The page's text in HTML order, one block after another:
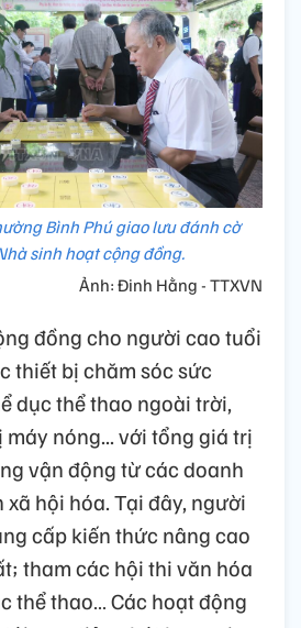
Bình Phú giao lưu đánh cờ
sinh hoạt cộng đồng.
Ảnh: Đinh Hằng - TTXVN
đồng cho người cao tuổi
thiết bị chăm sóc sức
dục thể thao ngoài trời,
nóng... với tổng giá trị
vận động từ các doanh
hội hóa. Tại đây, người
cấp kiến thức nâng cao
tham các hội thi văn hóa
thể thao… Các hoạt động